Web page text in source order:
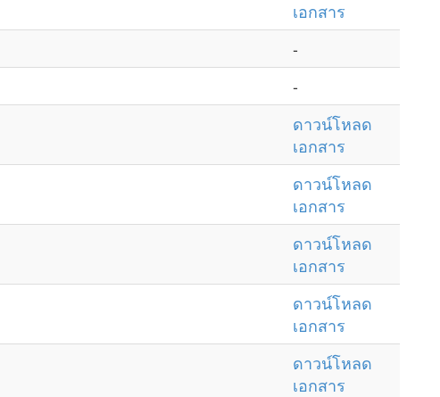
เอกสาร
-
-
ดาวน์โหลด
เอกสาร
ดาวน์โหลด
เอกสาร
ดาวน์โหลด
เอกสาร
ดาวน์โหลด
เอกสาร
ดาวน์โหลด
เอกสาร